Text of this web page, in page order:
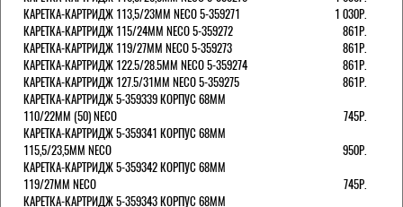
КАРЕТКА-КАРТРИДЖ 113,5/23ММ NECO 5-359271
1 030Р.
КАРЕТКА-КАРТРИДЖ 115/24ММ NECO 5-359272
861Р.
КАРЕТКА-КАРТРИДЖ 119/27ММ NECO 5-359273
861Р.
КАРЕТКА-КАРТРИДЖ 122.5/28.5ММ NECO 5-359274
861Р.
КАРЕТКА-КАРТРИДЖ 127.5/31ММ NECO 5-359275
861Р.
КАРЕТКА-КАРТРИДЖ 5-359339 КОРПУС 68ММ
110/22ММ (50) NECO
745Р.
КАРЕТКА-КАРТРИДЖ 5-359341 КОРПУС 68ММ
115,5/23,5ММ NECO
950Р.
КАРЕТКА-КАРТРИДЖ 5-359342 КОРПУС 68ММ
119/27ММ NECO
745Р.
КАРЕТКА-КАРТРИДЖ 5-359343 КОРПУС 68ММ